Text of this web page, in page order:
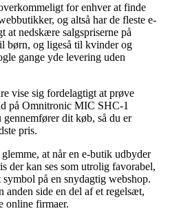
for enhver at finde
og altså har de fleste e-
at nedskære salgspriserne på
børn, og ligeså til kvinder og
gange yde levering uden
vise sig fordelagtigt at prøve
på Omnitronic MIC SHC-1
dit køb, så du er
pris.
at når en e-butik udbyder
der kan ses som utrolig favorabel,
på en snydagtig webshop.
anden side en del af et regelsæt,
online firmaer.